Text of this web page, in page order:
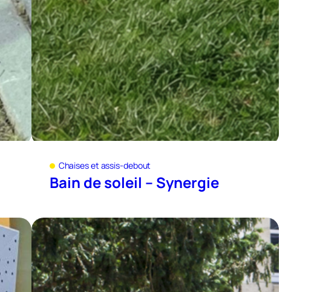
Chaises et assis-debout
Bain de soleil – Synergie